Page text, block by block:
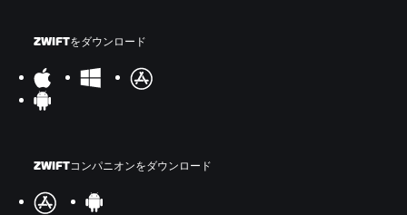
ZWIFTをダウンロード
ZWIFTコンパニオンをダウンロード